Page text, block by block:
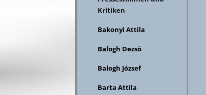
Kritiken
Bakonyi Attila
Balogh Dezsö
Balogh József
Barta Attila